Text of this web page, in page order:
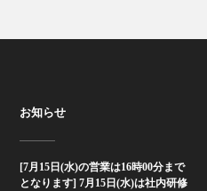
お知らせ
[7月15日(水)の営業は16時00分まで
となります] 7月15日(水)は社内研修